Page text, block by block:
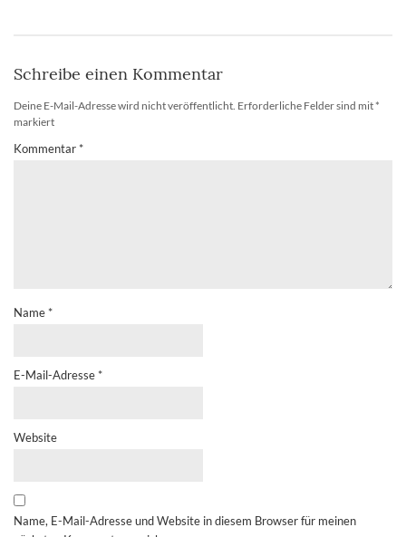
Schreibe einen Kommentar
Deine E-Mail-Adresse wird nicht veröffentlicht. Erforderliche Felder sind mit *
markiert
Kommentar *
Name *
E-Mail-Adresse *
Website
Name, E-Mail-Adresse und Website in diesem Browser für meinen